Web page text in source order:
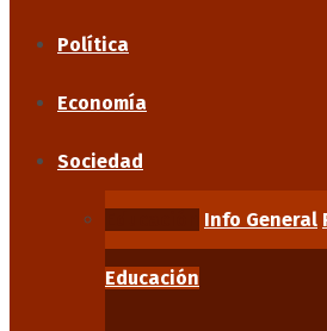
Política
Economía
Sociedad
Info General
Educación